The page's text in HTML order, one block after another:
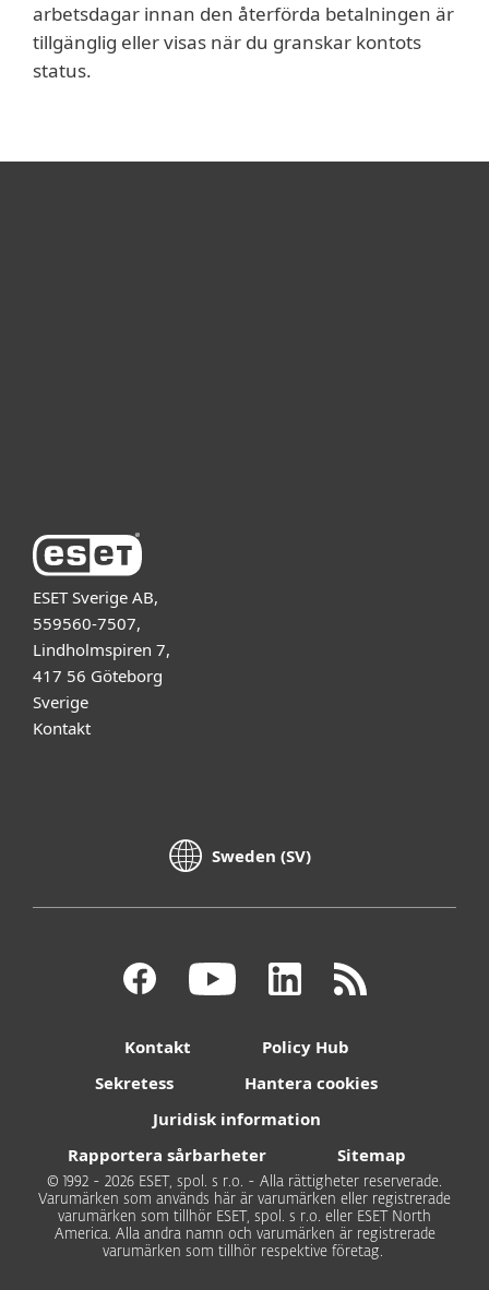
arbetsdagar innan den återförda betalningen är
tillgänglig eller visas när du granskar kontots
status.
ESET Sverige AB,
559560-7507,
Lindholmspiren 7,
417 56 Göteborg
Sverige
Kontakt
Sweden (SV)
Kontakt
Policy Hub
Sekretess
Hantera cookies
Juridisk information
Rapportera sårbarheter
Sitemap
© 1992 - 2026 ESET, spol. s r.o. - Alla rättigheter reserverade.
Varumärken som används här är varumärken eller registrerade
varumärken som tillhör ESET, spol. s r.o. eller ESET North
America. Alla andra namn och varumärken är registrerade
varumärken som tillhör respektive företag.